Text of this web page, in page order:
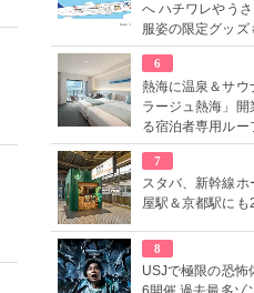
へ ハチワレやう
服姿の限定グッズ
6
熱海に温泉＆サウ
ラージュ熱海」開
る宿泊者専用ルー
7
スタバ、新幹線
屋駅＆京都駅に
8
USJで極限の恐怖